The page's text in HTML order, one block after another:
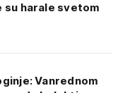
su harale svetom
Vanrednom